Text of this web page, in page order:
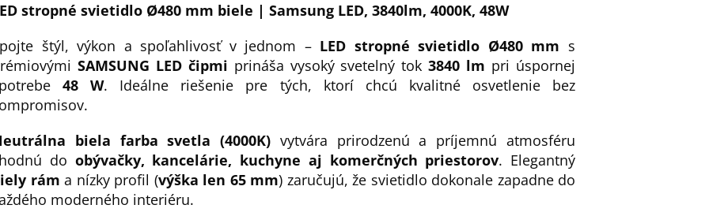
stropné svietidlo Ø480 mm biele | Samsung LED, 3840lm, 4000K, 48W
štýl, výkon a spoľahlivosť v jednom – LED stropné svietidlo Ø480 mm s
SAMSUNG LED čipmi prináša vysoký svetelný tok3840 lm pri úspornej
48 W. Ideálne riešenie pre tých, ktorí chcú kvalitné osvetlenie bez
biela farba svetla (4000K) vytvára prirodzenú a príjemnú atmosféru
do obývačky, kancelárie, kuchyne aj komerčných priestorov. Elegantný
rám a nízky profil (výška len 65 mm) zaručujú, že svietidlo dokonale zapadne do
moderného interiéru.